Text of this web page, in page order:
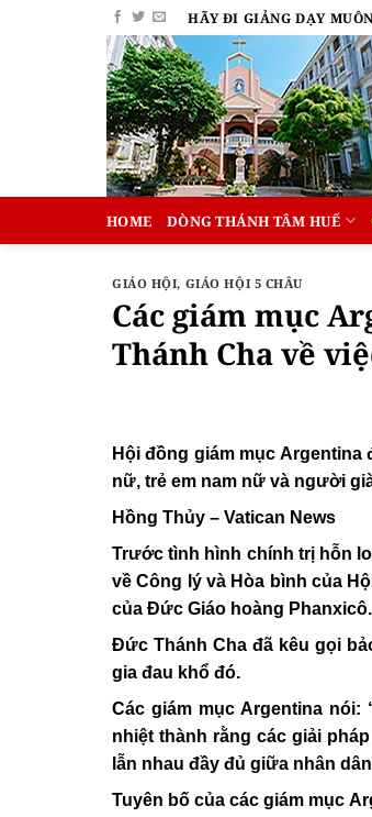
HÃY ĐI GIẢNG DẠY
HOME DÒNG THÁNH TÂM HUẾ
GIÁO HỘI, GIÁO HỘI 5 CHÂU
Các giám mục
Thánh Cha về
Hội đồng giám mục
nữ, trẻ em nam nữ và người
Hồng Thủy – Vatican News
Trước tình hình chính trị hỗn
về Công lý và Hòa bình của
của Đức Giáo hoàng Phanxicô.
Đức Thánh Cha đã kêu gọi
gia đau khổ đó.
Các giám mục Argentina
nhiệt thành rằng các giải
lẫn nhau đầy đủ giữa nhân
Tuyên bố của các giám mục